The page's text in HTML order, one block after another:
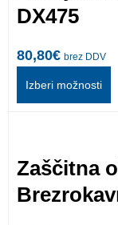
DX475
80,80€ brez DDV
Izberi možnosti
Zaščitna